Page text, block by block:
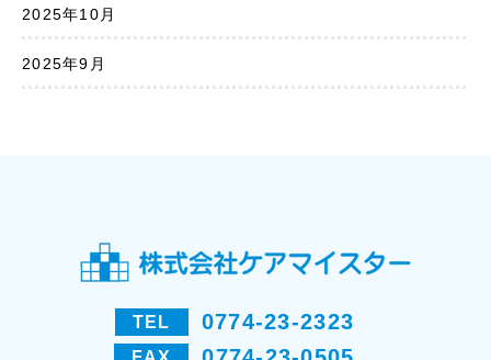
2025年10月
2025年9月
TEL 0774-23-2323